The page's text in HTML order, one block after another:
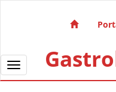
Navegación principal
Barra lateral
Toggle navigation